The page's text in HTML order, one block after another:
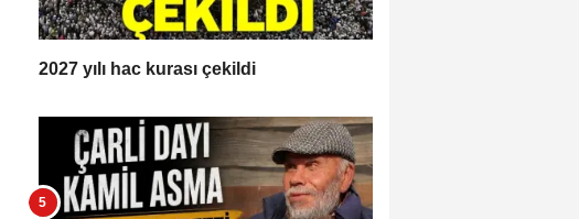
2027 yılı hac kurası çekildi